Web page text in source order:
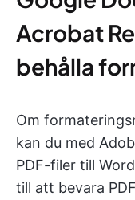
Acrobat
behålla
Om
kan du med
PDF-filer till
till att bevara